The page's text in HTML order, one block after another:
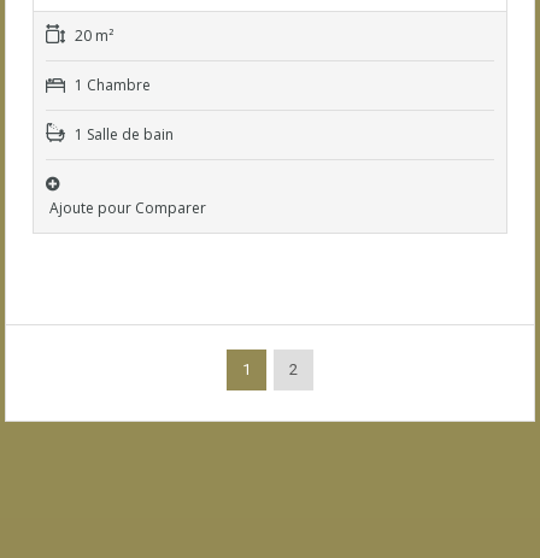
20 m²
1 Chambre
1 Salle de bain
Ajoute pour Comparer
1 2